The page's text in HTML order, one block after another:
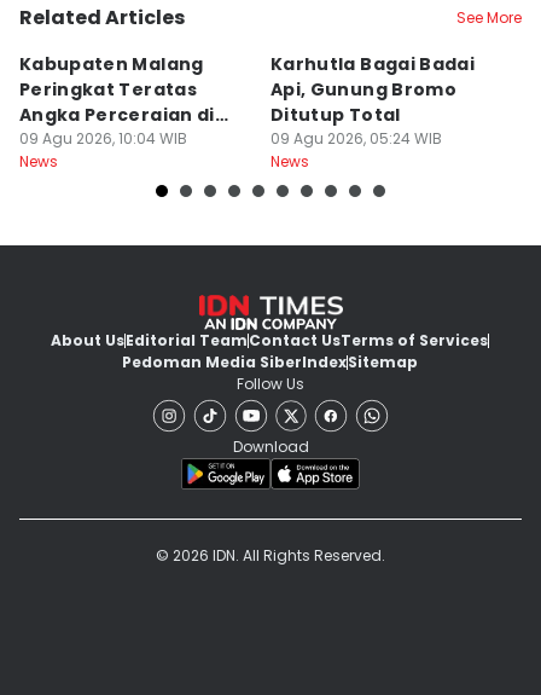
Related Articles See More
Kabupaten Malang
Peringkat Teratas
Angka Perceraian di
Jatim
09 Agu 2026, 10:04 WIB
News
Karhutla Bagai Badai
Api, Gunung Bromo
Ditutup Total
09 Agu 2026, 05:24 WIB
News
About UsEditorial TeamContact UsTerms of Services
Pedoman Media SiberIndexSitemap
Follow Us
Download
© 2026 IDN. All Rights Reserved.